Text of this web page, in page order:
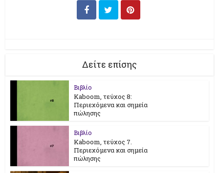
Δείτε επίσης
Βιβλίο
Kaboom, τεύχος 8:
Περιεχόμενα και σημεία
πώλησης
Βιβλίο
Kaboom, τεύχος 7.
Περιεχόμενα και σημεία
πώλησης